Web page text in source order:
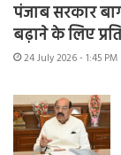
पंजाब सरकार
बढ़ाने के लिए
24 July 2026 - 1:45 PM